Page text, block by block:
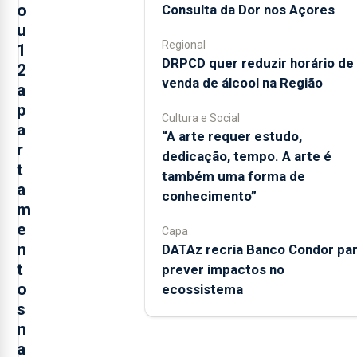
o
u
1
2
a
p
a
r
t
a
m
e
n
t
o
s
n
a
Consulta da Dor nos Açores
Regional
DRPCD quer reduzir horário de
venda de álcool na Região
Cultura e Social
“A arte requer estudo,
dedicação, tempo. A arte é
também uma forma de
conhecimento”
Capa
DATAz recria Banco Condor
prever impactos no
ecossistema